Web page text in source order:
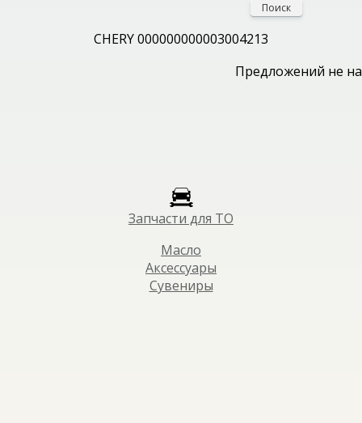
Поиск
CHERY 000000000003004213
Предложений не
Запчасти для ТО
Масло
Аксессуары
Сувениры